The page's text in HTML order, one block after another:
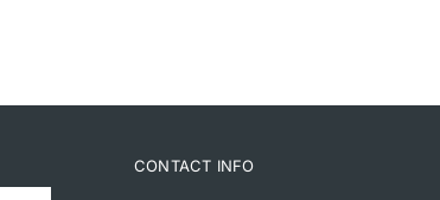
CONTACT INFO